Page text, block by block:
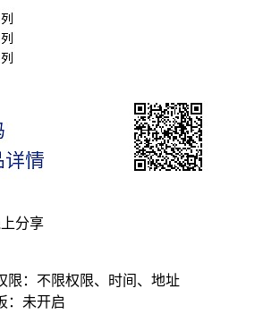
分享
限 ： 不限权限、时间、地址
： 未开启